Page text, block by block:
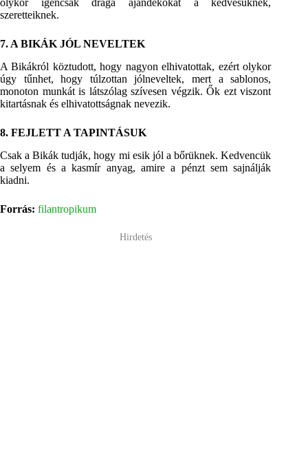
olykor igencsak drága ajándékokat a kedvesüknek,
szeretteiknek.
7. A BIKÁK JÓL NEVELTEK
A Bikákról köztudott, hogy nagyon elhivatottak, ezért olykor
úgy tűnhet, hogy túlzottan jólneveltek, mert a sablonos,
monoton munkát is látszólag szívesen végzik. Ők ezt viszont
kitartásnak és elhivatottságnak nevezik.
8. FEJLETT A TAPINTÁSUK
Csak a Bikák tudják, hogy mi esik jól a bőrüknek. Kedvencük
a selyem és a kasmír anyag, amire a pénzt sem sajnálják
kiadni.
Forrás: filantropikum
Hirdetés